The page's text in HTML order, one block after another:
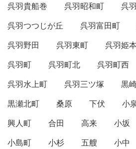
呉羽貴船巻
呉羽昭和町
呉
呉羽つつじが丘
呉羽富田町
呉羽野田
呉羽東町 呉羽姫本
呉羽町
呉羽町北 呉羽町西
呉羽水上町
呉羽三ツ塚 黒
黒瀬北町
桑原 下伏 小
興人町
合田 高来 小坂
小島町
小杉 五艘 小中